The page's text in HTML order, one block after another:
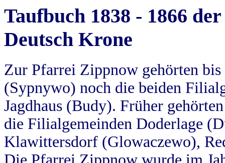
Taufbuch 1838 - 1866
Deutsch Krone
Zur Pfarrei Zippnow gehörten
(Sypnywo) noch die beiden
Jagdhaus (Budy). Früher
die Filialgemeinden Doderlage
Klawittersdorf (Glowaczewo),